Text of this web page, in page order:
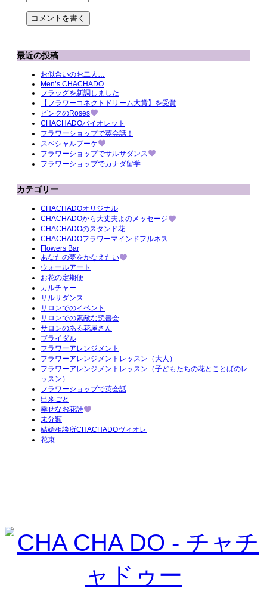
最近の投稿
お似合いのお二人…
Men’s CHACHADO
フラッグを新調しました
【フラワーコネクトドリーム大賞】を受賞
ピンクのRoses
CHACHADOバイオレット
フラワーショップで英会話！
スペシャルブーケ
フラワーショップでサルサダンス
フラワーショップでカナダ留学
カテゴリー
CHACHADOオリジナル
CHACHADOから大丈夫よのメッセージ
CHACHADOのスタンド花
CHACHADOフラワーマインドフルネス
Flowers Bar
あなたの夢をかなえたい
ウォールアート
お花の定期便
カルチャー
サルサダンス
サロンでのイベント
サロンでの素敵な読書会
サロンのある花屋さん
ブライダル
フラワーアレンジメント
フラワーアレンジメントレッスン（大人）
フラワーアレンジメントレッスン（子どもたちの花とことばのレ
ッスン）
フラワーショップで英会話
出来ごと
幸せなお花詩
未分類
結婚相談所CHACHADOヴィオレ
花束